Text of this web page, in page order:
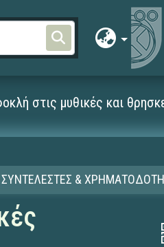
στις μυθικές και
ΣΥΝΤΕΛΕΣΤΕΣ &